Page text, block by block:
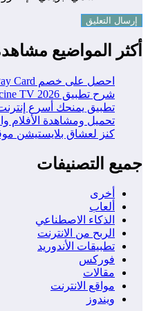
أكثر المواضيع
احصل على خصم RedotPay Card كوبونات حصرية
شرح تطبيق Yacine TV 2026 | طريقة تحميل وتثبيت واستخدام التطبيق خطوة بخطوة
تطبيق يمنحك أسرع
تحميل ومشاهدة الأفلام
كنز لعشاق بلايستيشن
جميع التصنيفات
أخرى
ألعاب
الذكاء الاصطناعي
الربح من الانترنت
تطبيقات الأندوريد
فوركس
مقالات
مواقع الانترنت
ويندوز